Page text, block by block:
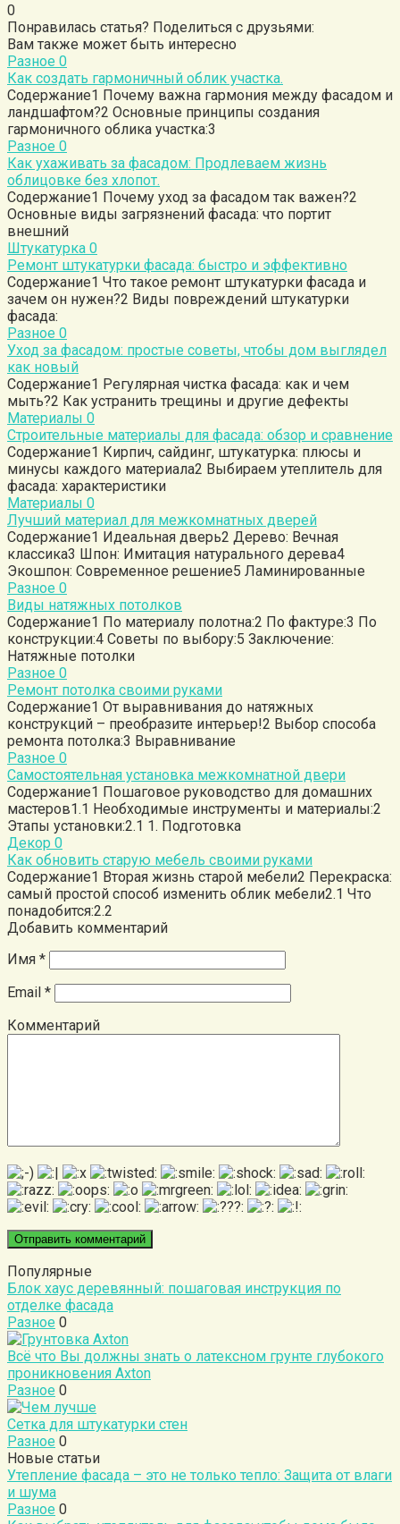
0
Понравилась статья? Поделиться с друзьями:
Вам также может быть интересно
Разное 0
Как создать гармоничный облик участка.
Содержание1 Почему важна гармония между фасадом и
ландшафтом?2 Основные принципы создания
гармоничного облика участка:3
Разное 0
Как ухаживать за фасадом: Продлеваем жизнь
облицовке без хлопот.
Содержание1 Почему уход за фасадом так важен?2
Основные виды загрязнений фасада: что портит
внешний
Штукатурка 0
Ремонт штукатурки фасада: быстро и эффективно
Содержание1 Что такое ремонт штукатурки фасада и
зачем он нужен?2 Виды повреждений штукатурки
фасада:
Разное 0
Уход за фасадом: простые советы, чтобы дом выглядел
как новый
Содержание1 Регулярная чистка фасада: как и чем
мыть?2 Как устранить трещины и другие дефекты
Материалы 0
Строительные материалы для фасада: обзор и сравнение
Содержание1 Кирпич, сайдинг, штукатурка: плюсы и
минусы каждого материала2 Выбираем утеплитель для
фасада: характеристики
Материалы 0
Лучший материал для межкомнатных дверей
Содержание1 Идеальная дверь2 Дерево: Вечная
классика3 Шпон: Имитация натурального дерева4
Экошпон: Современное решение5 Ламинированные
Разное 0
Виды натяжных потолков
Содержание1 По материалу полотна:2 По фактуре:3 По
конструкции:4 Советы по выбору:5 Заключение:
Натяжные потолки
Разное 0
Ремонт потолка своими руками
Содержание1 От выравнивания до натяжных
конструкций – преобразите интерьер!2 Выбор способа
ремонта потолка:3 Выравнивание
Разное 0
Самостоятельная установка межкомнатной двери
Содержание1 Пошаговое руководство для домашних
мастеров1.1 Необходимые инструменты и материалы:2
Этапы установки:2.1 1. Подготовка
Декор 0
Как обновить старую мебель своими руками
Содержание1 Вторая жизнь старой мебели2 Перекраска:
самый простой способ изменить облик мебели2.1 Что
понадобится:2.2
Добавить комментарий
Имя *
Email *
Комментарий
Популярные
Блок хаус деревянный: пошаговая инструкция по
отделке фасада
Разное 0
Всё что Вы должны знать о латексном грунте глубокого
проникновения Аxton
Разное 0
Сетка для штукатурки стен
Разное 0
Новые статьи
Утепление фасада – это не только тепло: Защита от влаги
и шума
Разное 0